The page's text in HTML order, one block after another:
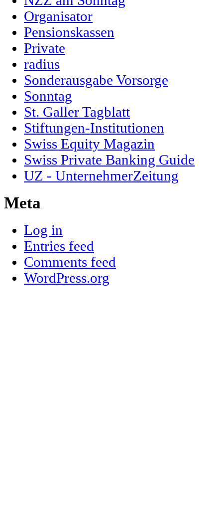
Organisator
Pensionskassen
Private
radius
Sonderausgabe Vorsorge
Sonntag
St. Galler Tagblatt
Stiftungen-Institutionen
Swiss Equity Magazin
Swiss Private Banking Guide
UZ - UnternehmerZeitung
Meta
Log in
Entries feed
Comments feed
WordPress.org